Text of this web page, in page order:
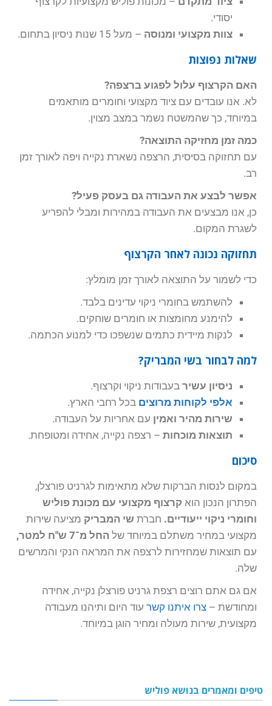
יסודי.
צוות מקצועי ומנוסה – מעל 15 שנות ניסיון בתחום.
שאלות נפוצות
האם הקרצוף עלול לפגוע ברצפה?
לא. אנו עובדים עם ציוד מקצועי וחומרים מותאמים
במיוחד, כך שהמשטח נשמר במצב מצוין.
כמה זמן מחזיקה התוצאה?
עם תחזוקה בסיסית, הרצפה נשארת נקייה ויפה לאורך זמן
רב.
אפשר לבצע את העבודה גם בעסק פעיל?
כן, אנו מבצעים את העבודה במהירות ומבלי להפריע
לשגרת המקום.
תחזוקה נכונה לאחר הקרצוף
כדי לשמור על התוצאה לאורך זמן מומלץ:
להשתמש בחומרי ניקוי עדינים בלבד.
להימנע מחומצות או חומרים שוחקים.
לנקות מיידית כתמים שנשפכו כדי למנוע הכתמה.
למה לבחור בשי המבריק?
ניסיון עשיר בעבודות ניקוי וקרצוף.
אלפי לקוחות מרוצים בכל רחבי הארץ.
שירות מהיר ואמין עם אחריות על העבודה.
תוצאות מוכחות – רצפה נקייה, אחידה ומטופחת.
סיכום
במקום לנסות הברקות שלא מתאימות לגרניט פורצלן,
הפתרון הנכון הוא קרצוף מקצועי עם מכונת פוליש
וחומרי ניקוי ייעודיים. חברת שי המבריק מציעה שירות
מקצועי במחיר משתלם במיוחד של החל מ־7 ש"ח למטר,
עם תוצאות שמחזירות לרצפה את המראה הנקי והמרשים
שלה.
אם גם אתם רוצים רצפת גרניט פורצלן נקייה, אחידה
ומחודשת – צרו איתנו קשר עוד היום ותיהנו מעבודה
מקצועית, שירות מעולה ומחיר הוגן במיוחד.
טיפים ומאמרים בנושא פוליש